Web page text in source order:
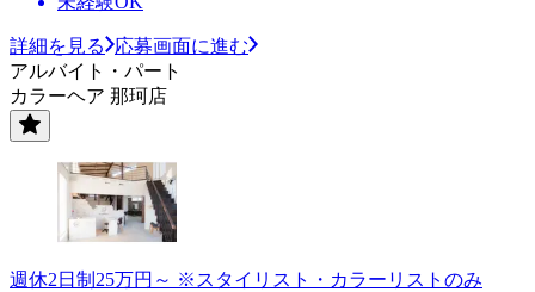
詳細を見る
応募画面に進む
アルバイト・パート
カラーヘア 那珂店
週休2日制25万円～ ※スタイリスト・カラーリストのみ